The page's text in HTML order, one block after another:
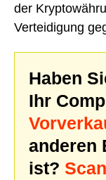
der
Verteidigung
Haben
Ihr
anderen
ist?